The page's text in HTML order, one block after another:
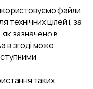
Келецька 60 кв. 61
файли
технічних цілей і, за
зазначено в
в згоді може
таких